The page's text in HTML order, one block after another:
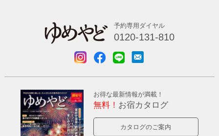
予約専用ダイヤル
0120-131-810
お得な最新情報が満載！
無料！ お宿カタログ
カタログのご案内